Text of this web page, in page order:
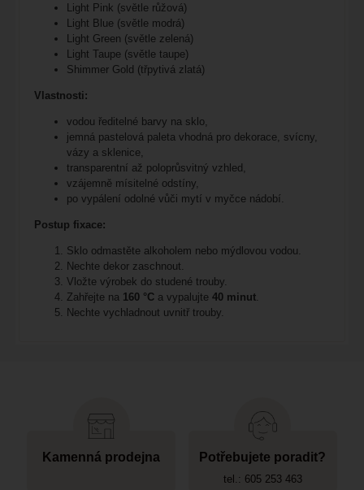
Light Pink (světle růžová)
Light Blue (světle modrá)
Light Green (světle zelená)
Light Taupe (světle taupe)
Shimmer Gold (třpytivá zlatá)
Vlastnosti:
vodou ředitelné barvy na sklo,
jemná pastelová paleta vhodná pro dekorace, svícny,
vázy a sklenice,
transparentní až poloprůsvitný vzhled,
vzájemně mísitelné odstíny,
po vypálení odolné vůči mytí v myčce nádobí.
Postup fixace:
Sklo odmastěte alkoholem nebo mýdlovou vodou.
Nechte dekor zaschnout.
Vložte výrobek do studené trouby.
Zahřejte na 160 °C a vypalujte 40 minut.
Nechte vychladnout uvnitř trouby.
Kamenná prodejna Potřebujete poradit?
tel.: 605 253 463